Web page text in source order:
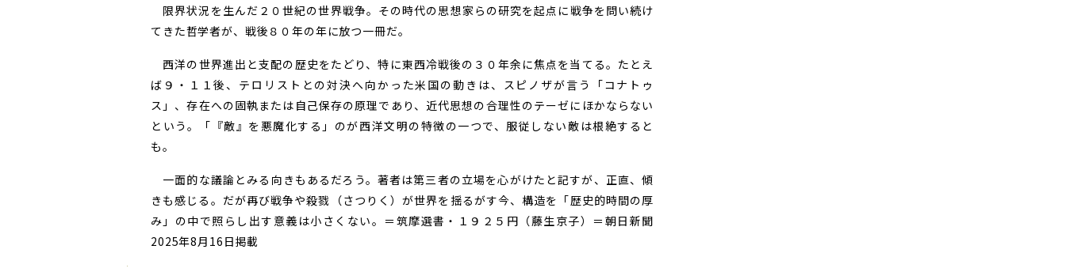
限界状況を生んだ２０世紀の世界戦争。その時代の思想家らの研究を起点に戦争を問い続け
てきた哲学者が、戦後８０年の年に放つ一冊だ。
西洋の世界進出と支配の歴史をたどり、特に東西冷戦後の３０年余に焦点を当てる。たとえ
ば９・１１後、テロリストとの対決へ向かった米国の動きは、スピノザが言う「コナトゥ
ス」、存在への固執または自己保存の原理であり、近代思想の合理性のテーゼにほかならない
という。「『敵』を悪魔化する」のが西洋文明の特徴の一つで、服従しない敵は根絶すると
も。
一面的な議論とみる向きもあるだろう。著者は第三者の立場を心がけたと記すが、正直、傾
きも感じる。だが再び戦争や殺戮（さつりく）が世界を揺るがす今、構造を「歴史的時間の厚
み」の中で照らし出す意義は小さくない。＝筑摩選書・１９２５円（藤生京子）＝朝日新聞
2025年8月16日掲載